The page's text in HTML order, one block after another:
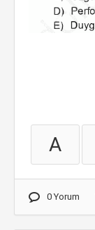
A
0 Yorum